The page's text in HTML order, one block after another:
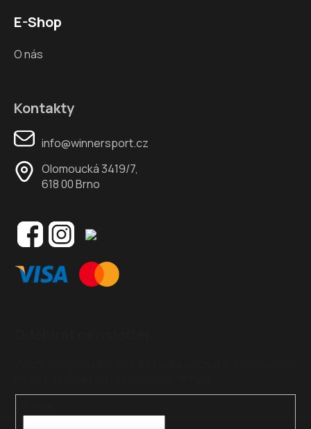
E-Shop
O nás
Kontakty
info@winnersport.cz
Olomoucká 3419/7,
618 00 Brno